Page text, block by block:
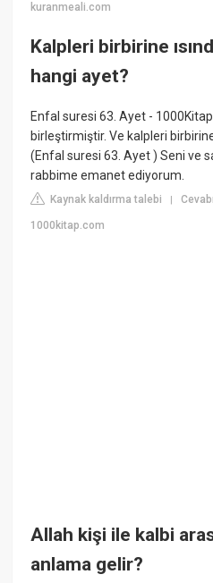
kuranmeali.com
Kalpleri birbirine
hangi ayet?
Enfal suresi 63. Ayet -
birleştirmiştir. Ve kalpleri birbirine
(Enfal suresi 63. Ayet ) Seni ve
rabbime emanet ediyorum.
Kaynak kaldırma talebi |
1000kitap.com
Allah kişi ile kalbi
anlama gelir?